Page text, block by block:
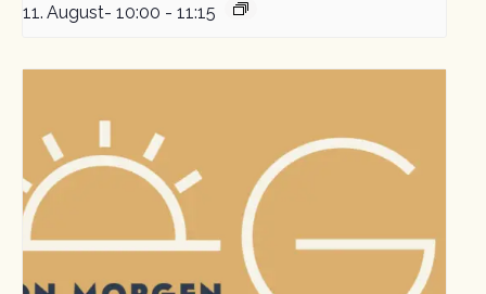
11. August- 10:00 - 11:15